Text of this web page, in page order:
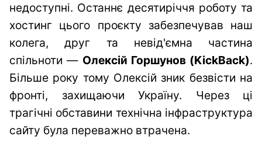
недоступні. Останнє десятиріччя роботу та
хостинг цього проєкту забезпечував наш
колега, друг та невід'ємна частина
спільноти — Олексій Горшунов (KickBack).
Більше року тому Олексій зник безвісти на
фронті, захищаючи Україну. Через ці
трагічні обставини технічна інфраструктура
сайту була переважно втрачена.